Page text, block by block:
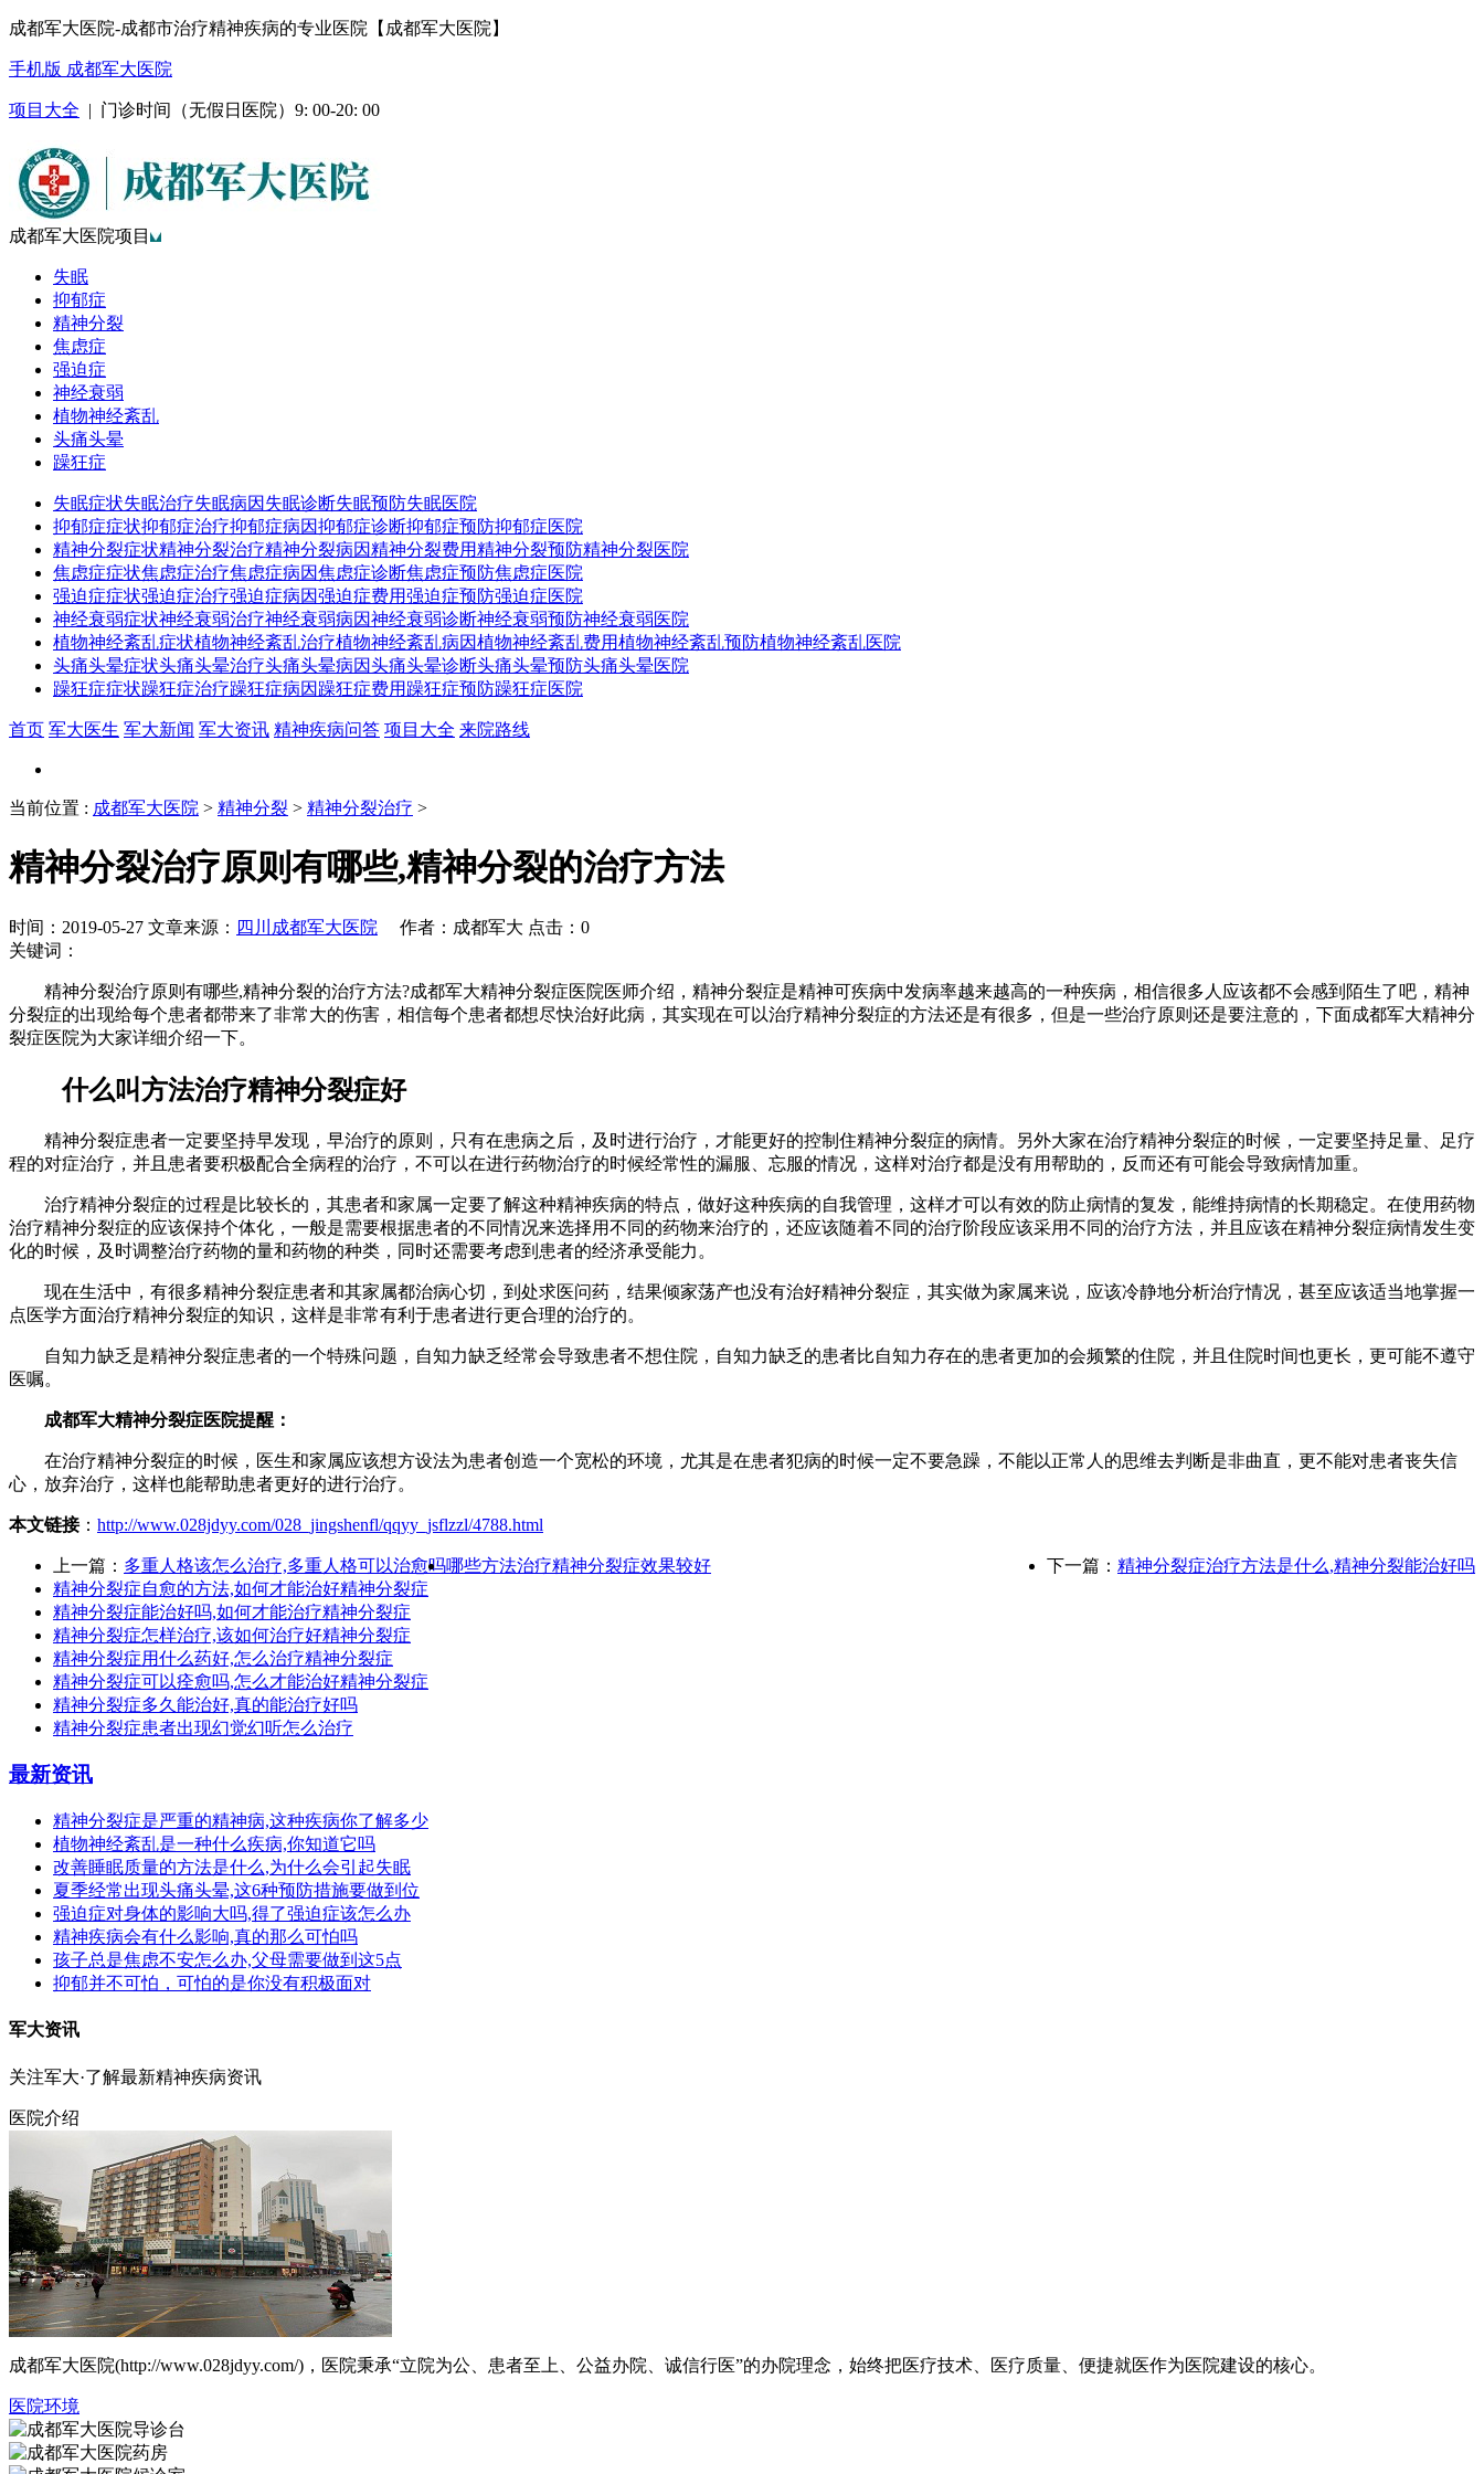
成都军大医院-成都市治疗精神疾病的专业医院【成都军大医院】
手机版 成都军大医院
项目大全 | 门诊时间（无假日医院）9: 00-20: 00
成都军大医院项目
失眠
抑郁症
精神分裂
焦虑症
强迫症
神经衰弱
植物神经紊乱
头痛头晕
躁狂症
失眠症状失眠治疗失眠病因 失眠诊断失眠预防失眠医院
抑郁症症状抑郁症治疗抑郁症病因抑郁症诊断抑郁症预防抑郁症医院
精神分裂症状精神分裂治疗精神分裂病因精神分裂费用精神分裂预防精神分裂医院
焦虑症症状焦虑症治疗焦虑症病因焦虑症诊断焦虑症预防焦虑症医院
强迫症症状强迫症治疗强迫症病因强迫症费用强迫症预防强迫症医院
神经衰弱症状神经衰弱治疗神经衰弱病因神经衰弱诊断神经衰弱预防神经衰弱医院
植物神经紊乱症状植物神经紊乱治疗植物神经紊乱病因植物神经紊乱费用植物神经紊乱预防植物神经紊乱医院
头痛头晕症状头痛头晕治疗头痛头晕病因头痛头晕诊断头痛头晕预防头痛头晕医院
躁狂症症状躁狂症治疗躁狂症病因 躁狂症费用 躁狂症预防躁狂症医院
首页 军大医生 军大新闻 军大资讯 精神疾病问答 项目大全 来院路线
当前位置 : 成都军大医院 > 精神分裂 > 精神分裂治疗 >
精神分裂治疗原则有哪些,精神分裂的治疗方法
时间：2019-05-27 文章来源： 四川成都军大医院 作者：成都军大 点击：0
关键词：
精神分裂治疗原则有哪些,精神分裂的治疗方法?成都军大精神分裂症医院医师介绍，精神分裂症是精神可疾病中发病率越来越高的一种疾病，相信很多人应该都不会感到陌生了吧，精神
分裂症的出现给每个患者都带来了非常大的伤害，相信每个患者都想尽快治好此病，其实现在可以治疗精神分裂症的方法还是有很多，但是一些治疗原则还是要注意的，下面成都军大精神分
裂症医院为大家详细介绍一下。
什么叫方法治疗精神分裂症好
精神分裂症患者一定要坚持早发现，早治疗的原则，只有在患病之后，及时进行治疗，才能更好的控制住精神分裂症的病情。另外大家在治疗精神分裂症的时候，一定要坚持足量、足疗
程的对症治疗，并且患者要积极配合全病程的治疗，不可以在进行药物治疗的时候经常性的漏服、忘服的情况，这样对治疗都是没有用帮助的，反而还有可能会导致病情加重。
治疗精神分裂症的过程是比较长的，其患者和家属一定要了解这种精神疾病的特点，做好这种疾病的自我管理，这样才可以有效的防止病情的复发，能维持病情的长期稳定。在使用药物
治疗精神分裂症的应该保持个体化，一般是需要根据患者的不同情况来选择用不同的药物来治疗的，还应该随着不同的治疗阶段应该采用不同的治疗方法，并且应该在精神分裂症病情发生变
化的时候，及时调整治疗药物的量和药物的种类，同时还需要考虑到患者的经济承受能力。
现在生活中，有很多精神分裂症患者和其家属都治病心切，到处求医问药，结果倾家荡产也没有治好精神分裂症，其实做为家属来说，应该冷静地分析治疗情况，甚至应该适当地掌握一
点医学方面治疗精神分裂症的知识，这样是非常有利于患者进行更合理的治疗的。
自知力缺乏是精神分裂症患者的一个特殊问题，自知力缺乏经常会导致患者不想住院，自知力缺乏的患者比自知力存在的患者更加的会频繁的住院，并且住院时间也更长，更可能不遵守
医嘱。
成都军大精神分裂症医院提醒：
在治疗精神分裂症的时候，医生和家属应该想方设法为患者创造一个宽松的环境，尤其是在患者犯病的时候一定不要急躁，不能以正常人的思维去判断是非曲直，更不能对患者丧失信
心，放弃治疗，这样也能帮助患者更好的进行治疗。
本文链接： http://www.028jdyy.com/028_jingshenfl/qqyy_jsflzzl/4788.html
上一篇： 多重人格该怎么治疗,多重人格可以治愈吗 下一篇： 精神分裂症治疗方法是什么,精神分裂能治好吗
哪些方法治疗精神分裂症效果较好
精神分裂症自愈的方法,如何才能治好精神分裂症
精神分裂症能治好吗,如何才能治疗精神分裂症
精神分裂症怎样治疗,该如何治疗好精神分裂症
精神分裂症用什么药好,怎么治疗精神分裂症
精神分裂症可以痊愈吗,怎么才能治好精神分裂症
精神分裂症多久能治好,真的能治疗好吗
精神分裂症患者出现幻觉幻听怎么治疗
最新资讯
精神分裂症是严重的精神病,这种疾病你了解多少
植物神经紊乱是一种什么疾病,你知道它吗
改善睡眠质量的方法是什么,为什么会引起失眠
夏季经常出现头痛头晕,这6种预防措施要做到位
强迫症对身体的影响大吗,得了强迫症该怎么办
精神疾病会有什么影响,真的那么可怕吗
孩子总是焦虑不安怎么办,父母需要做到这5点
抑郁并不可怕，可怕的是你没有积极面对
军大资讯
关注军大·了解最新精神疾病资讯
医院介绍
成都军大医院(http://www.028jdyy.com/)，医院秉承“立院为公、患者至上、公益办院、诚信行医”的办院理念，始终把医疗技术、医疗质量、便捷就医作为医院建设的核心。
医院环境